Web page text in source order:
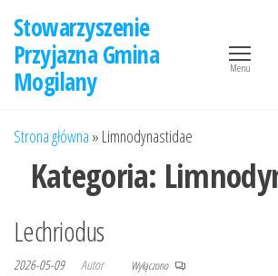
treści
Stowarzyszenie
Przyjazna Gmina
Mogilany
Menu
Strona główna » Limnodynastidae
Kategoria:
Lechriodus
2026-05-09 Autor Wyłączono